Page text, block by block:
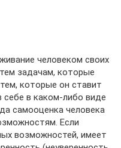
человеком своих
задачам, которые
которые он ставит
себе в каком-либо виде
самооценка человека
Если
возможностей, имеет